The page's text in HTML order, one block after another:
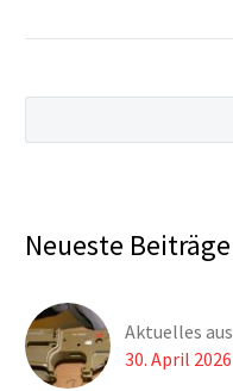
Neueste Beiträge
Aktuelles
30. April 2026